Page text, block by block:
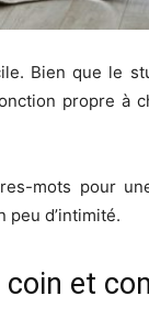
Bien que le
propre à
mots pour
peu d’intimité.
et